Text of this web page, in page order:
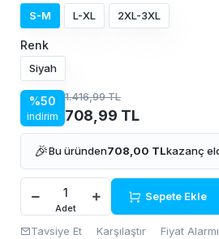
S-M L-XL 2XL-3XL
Renk
Siyah
%50
indirim
1.416,99 TL
708,99 TL
🎉Bu üründen708,00 TLkazanç
Adet
Sepete Ekle
Tavsiye Et Karşılaştır Fiyat Alarmı